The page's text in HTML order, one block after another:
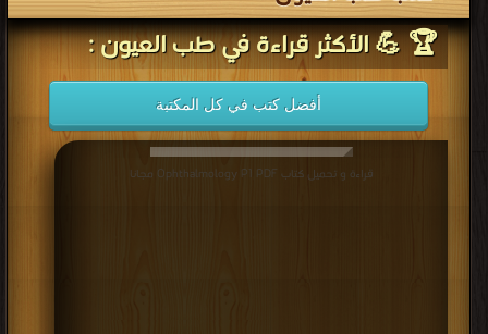
🏆 💪 الأكثر قراءة في طب العيون :
أفضل كتب في كل المكتبة
قراءة و تحميل كتاب Ophthalmology P1 PDF مجانا